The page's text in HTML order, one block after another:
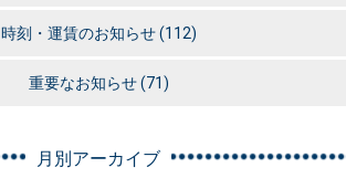
時刻・運賃のお知らせ(112)
重要なお知らせ(71)
月別アーカイブ